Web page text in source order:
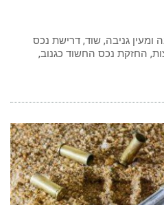
ומעין גניבה, שוד, דרישת נכס
החזקת נכס החשוד כגנוב,